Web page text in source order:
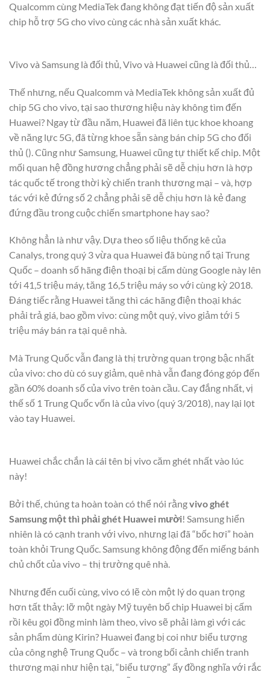
Qualcomm cùng MediaTek đang không đạt tiến độ sản xuất
chip hỗ trợ 5G cho vivo cùng các nhà sản xuất khác.
Vivo và Samsung là đối thủ, Vivo và Huawei cũng là đối thủ…
Thế nhưng, nếu Qualcomm và MediaTek không sản xuất đủ
chip 5G cho vivo, tại sao thương hiệu này không tìm đến
Huawei? Ngay từ đầu năm, Huawei đã liên tục khoe khoang
về năng lực 5G, đã từng khoe sẵn sàng bán chip 5G cho đối
thủ (). Cũng như Samsung, Huawei cũng tự thiết kế chip. Một
mối quan hệ đồng hương chẳng phải sẽ dễ chịu hơn là hợp
tác quốc tế trong thời kỳ chiến tranh thương mại – và, hợp
tác với kẻ đứng số 2 chẳng phải sẽ dễ chịu hơn là kẻ đang
đứng đầu trong cuộc chiến smartphone hay sao?
Không hẳn là như vậy. Dựa theo số liệu thống kê của
Canalys, trong quý 3 vừa qua Huawei đã bùng nổ tại Trung
Quốc – doanh số hãng điện thoại bị cấm dùng Google này lên
tới 41,5 triệu máy, tăng 16,5 triệu máy so với cùng kỳ 2018.
Đáng tiếc rằng Huawei tăng thì các hãng điện thoại khác
phải trả giá, bao gồm vivo: cùng một quý, vivo giảm tới 5
triệu máy bán ra tại quê nhà.
Mà Trung Quốc vẫn đang là thị trường quan trọng bậc nhất
của vivo: cho dù có suy giảm, quê nhà vẫn đang đóng góp đến
gần 60% doanh số của vivo trên toàn cầu. Cay đắng nhất, vị
thế số 1 Trung Quốc vốn là của vivo (quý 3/2018), nay lại lọt
vào tay Huawei.
Huawei chắc chắn là cái tên bị vivo căm ghét nhất vào lúc
này!
Bởi thế, chúng ta hoàn toàn có thể nói rằngvivo ghét
Samsung một thì phải ghét Huawei mười! Samsung hiển
nhiên là có cạnh tranh với vivo, nhưng lại đã “bốc hơi” hoàn
toàn khỏi Trung Quốc. Samsung không động đến miếng bánh
chủ chốt của vivo – thị trường quê nhà.
Nhưng đến cuối cùng, vivo có lẽ còn một lý do quan trọng
hơn tất thảy: lỡ một ngày Mỹ tuyên bố chip Huawei bị cấm
rồi kêu gọi đồng minh làm theo, vivo sẽ phải làm gì với các
sản phẩm dùng Kirin? Huawei đang bị coi như biểu tượng
của công nghệ Trung Quốc – và trong bối cảnh chiến tranh
thương mại như hiện tại, “biểu tượng” ấy đồng nghĩa với rắc